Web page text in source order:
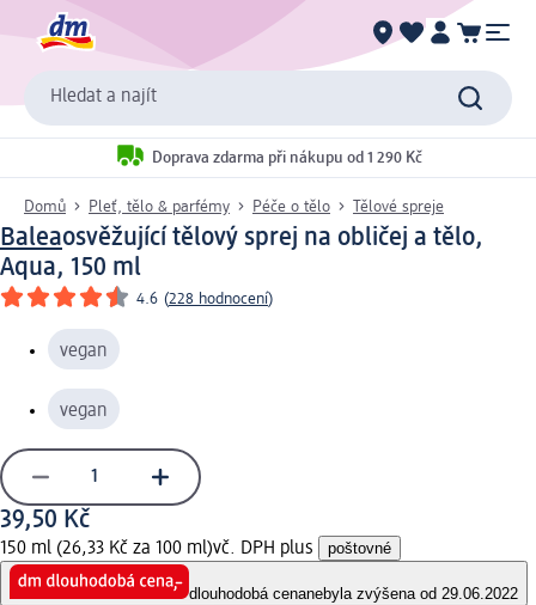
Hledat a najít
Doprava zdarma při nákupu od 1 290 Kč
Domů Pleť, tělo & parfémy Péče o tělo Tělové spreje
Baleaosvěžující tělový sprej na obličej a tělo,
Aqua, 150 ml
4.6 (228 hodnocení)
vegan
vegan
39,50 Kč
150 ml (26,33 Kč za 100 ml)vč. DPH plus poštovné
dlouhodobá cenanebyla zvýšena od 29.06.2022